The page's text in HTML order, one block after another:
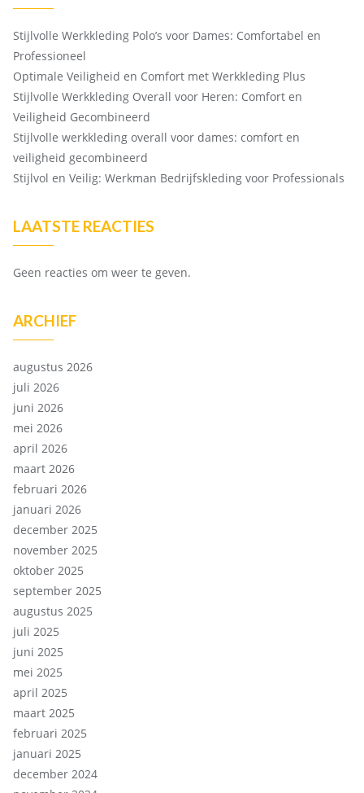
Stijlvolle Werkkleding Polo’s voor Dames: Comfortabel en
Professioneel
Optimale Veiligheid en Comfort met Werkkleding Plus
Stijlvolle Werkkleding Overall voor Heren: Comfort en
Veiligheid Gecombineerd
Stijlvolle werkkleding overall voor dames: comfort en
veiligheid gecombineerd
Stijlvol en Veilig: Werkman Bedrijfskleding voor Professionals
LAATSTE REACTIES
Geen reacties om weer te geven.
ARCHIEF
augustus 2026
juli 2026
juni 2026
mei 2026
april 2026
maart 2026
februari 2026
januari 2026
december 2025
november 2025
oktober 2025
september 2025
augustus 2025
juli 2025
juni 2025
mei 2025
april 2025
maart 2025
februari 2025
januari 2025
december 2024